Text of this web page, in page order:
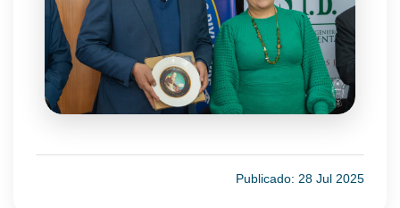
Publicado: 28 Jul 2025